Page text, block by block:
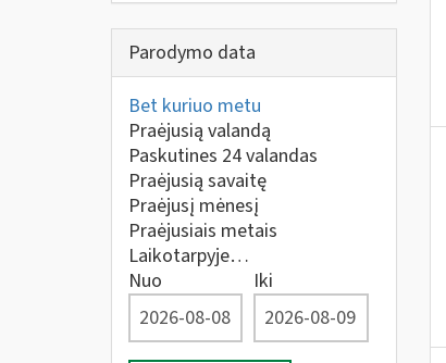
Parodymo data
Bet kuriuo metu
Praėjusią valandą
Paskutines 24 valandas
Praėjusią savaitę
Praėjusį mėnesį
Praėjusiais metais
Laikotarpyje…
Nuo
Iki